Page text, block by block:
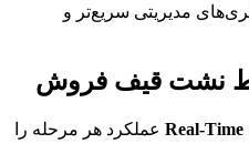
Real-Time